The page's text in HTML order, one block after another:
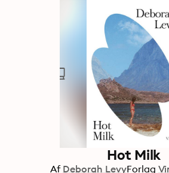
Hot Milk
Af Deborah LevyForlag